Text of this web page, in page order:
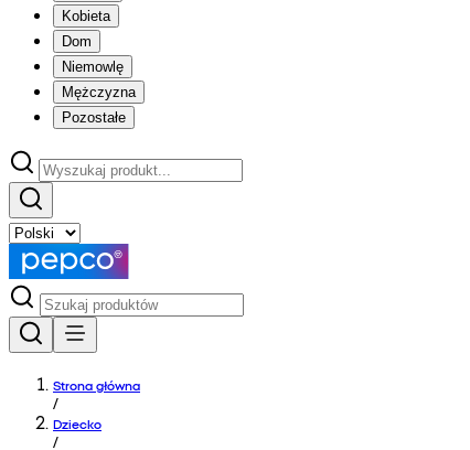
Kobieta
Dom
Niemowlę
Mężczyzna
Pozostałe
Strona główna
/
Dziecko
/